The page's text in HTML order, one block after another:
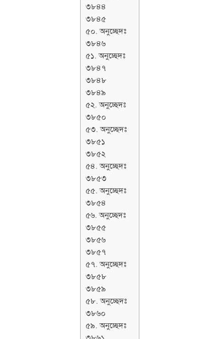
৩৮৪৪
৩৮৪৫
৫০. অনুচ্ছেদঃ
৩৮৪৬
৫১. অনুচ্ছেদঃ
৩৮৪৭
৩৮৪৮
৩৮৪৯
৫২. অনুচ্ছেদঃ
৩৮৫০
৫৩. অনুচ্ছেদঃ
৩৮৫১
৩৮৫২
৫৪. অনুচ্ছেদঃ
৩৮৫৩
৫৫. অনুচ্ছেদঃ
৩৮৫৪
৫৬. অনুচ্ছেদঃ
৩৮৫৫
৩৮৫৬
৩৮৫৭
৫৭. অনুচ্ছেদঃ
৩৮৫৮
৩৮৫৯
৫৮. অনুচ্ছেদঃ
৩৮৬০
৫৯. অনুচ্ছেদঃ